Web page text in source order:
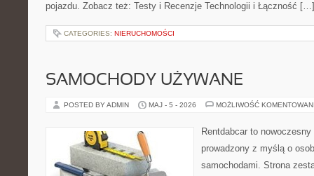
pojazdu. Zobacz też: Testy i Recenzje Technologii i Łączność […]
CATEGORIES: NIERUCHOMOŚCI
SAMOCHODY UŻYWANE
POSTED BY ADMIN MAJ - 5 - 2026 MOŻLIWOŚĆ
Rentdabcar to
prowadzony z myślą o
samochodami. Strona